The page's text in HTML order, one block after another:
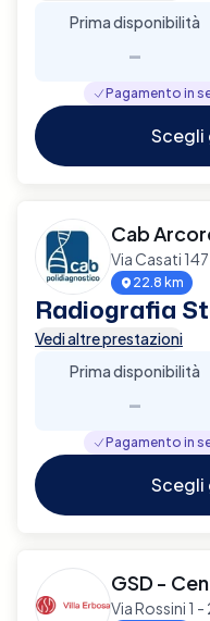
Prima disponibilità
-
Pagamento in
Scegli
Cab
Via Casati
22.8 km
Radiografia
Vedi altre prestazioni
Prima disponibilità
-
Pagamento in
Scegli
GSD -
Via Rossini 1